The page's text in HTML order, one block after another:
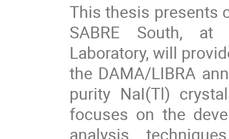
This thesis presents
SABRE South, at
Laboratory, will
the DAMA/LIBRA
purity NaI(Tl)
focuses on the
analysis